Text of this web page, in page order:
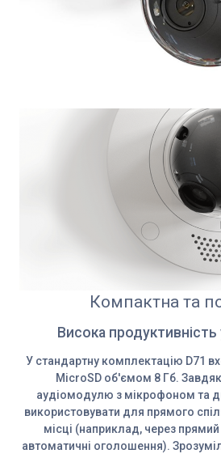
Компактна та
Висока продуктивність
У стандартну комплектацію D71
MicroSD об'ємом 8 Гб.
аудіомодулю з мікрофоном та
використовувати для прямого
місці (наприклад, через
автоматичні оголошення).